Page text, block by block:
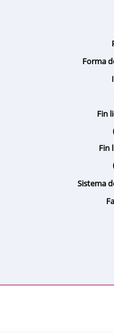
Forma
Fin
Fin
Sistema